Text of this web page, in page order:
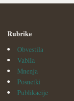
Rubrike
Obvestila
Vabila
Mnenja
Posnetki
Publikacije